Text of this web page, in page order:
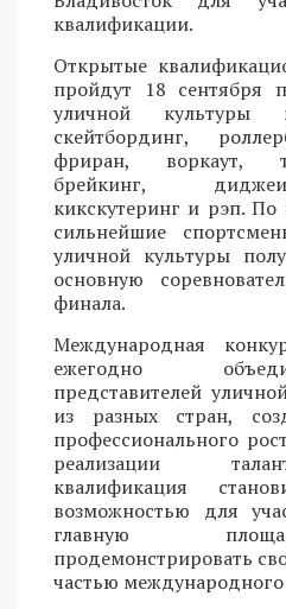
квалификации.
Открытые
пройдут 18 сентября
уличной
скейтбординг,
фриран, воркаут,
брейкинг,
кикскутеринг и рэп.
сильнейшие
уличной культуры
основную
финала.
Международная
ежегодно
представителей
из разных стран,
профессионального
реализации
квалификация
возможностью для
главную
продемонстрировать
частью международного